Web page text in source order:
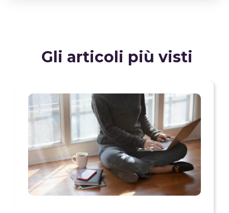
Gli articoli più visti